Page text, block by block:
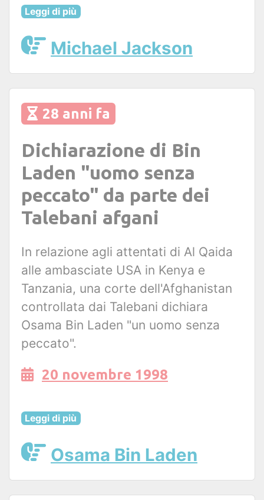
Leggi di più
Michael Jackson
28 anni fa
Dichiarazione di Bin
Laden "uomo senza
peccato" da parte dei
Talebani afgani
In relazione agli attentati di Al Qaida
alle ambasciate USA in Kenya e
Tanzania, una corte dell'Afghanistan
controllata dai Talebani dichiara
Osama Bin Laden "un uomo senza
peccato".
20 novembre 1998
Leggi di più
Osama Bin Laden